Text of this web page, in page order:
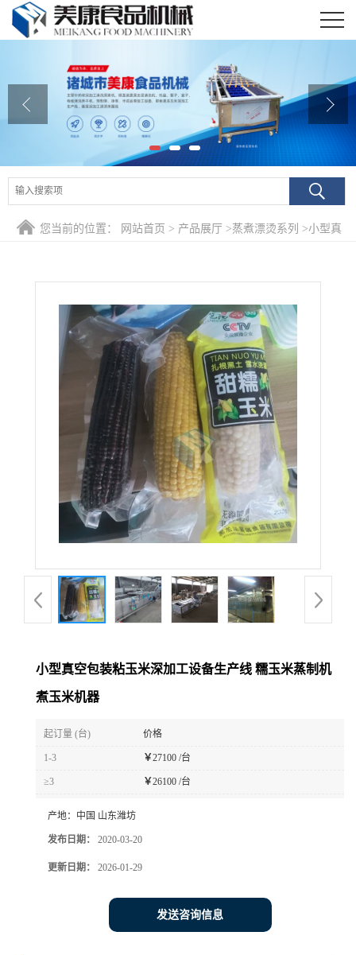
公司介绍
公司动态
产品展厅
联系我们
您当前的位置： 网站首页 > 产品展厅 >蒸煮漂烫系列 >小型真
小型真空包装粘玉米深加工设备生产线 糯玉米蒸制机
煮玉米机器
起订量 (台) 价格
1-3 ￥27100 /台
≥3 ￥26100 /台
产地： 中国 山东潍坊
发布日期： 2020-03-20
更新日期： 2026-01-29
发送咨询信息